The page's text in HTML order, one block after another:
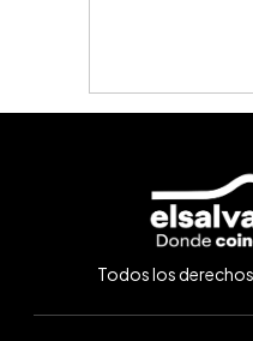
Todos los